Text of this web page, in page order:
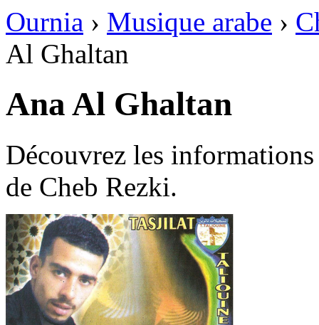
Ournia › Musique arabe ›
Al Ghaltan
Ana Al Ghaltan
Découvrez les
de Cheb Rezki.